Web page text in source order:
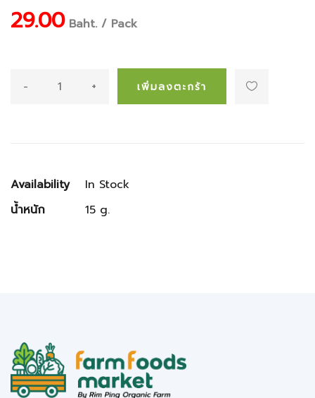
29.00Baht. / Pack
- + เพิ่มลงตะกร้า
Availability
In Stock
น้ำหนัก
15 g.